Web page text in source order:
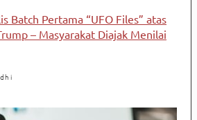
Batch Pertama “UFO Files” atas
– Masyarakat Diajak Menilai